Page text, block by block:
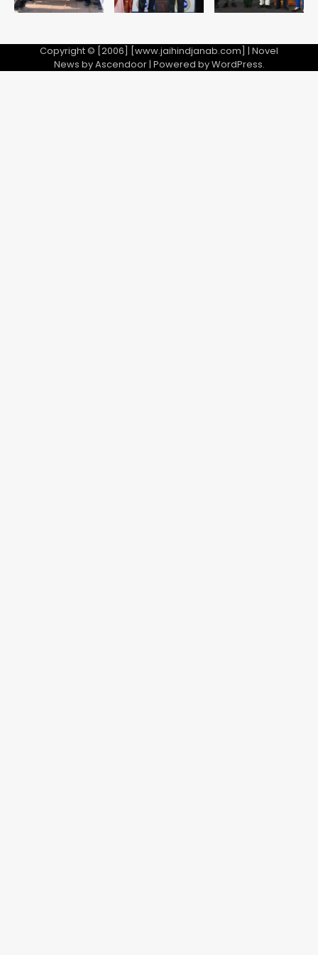
Copyright © [2006] [www.jaihindjanab.com] | Novel
News byAscendoor| Powered byWordPress.